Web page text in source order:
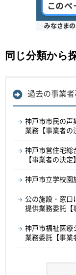
同じ分類から
過去の事業者
神戸市市民の声
業務【事業者の
神戸市営住宅総
【事業者の決定】
神戸市立学校園
公の施設・窓口
提供業務委託【
神戸市福祉医療
業務委託【事業